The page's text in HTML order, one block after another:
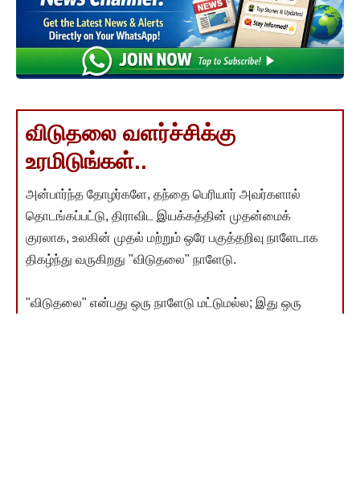
விடுதலை வளர்ச்சிக்கு
உரமிடுங்கள்..
அன்பார்ந்த தோழர்களே, தந்தை பெரியார் அவர்களால்
தொடங்கப்பட்டு, திராவிட இயக்கத்தின் முதன்மைக்
குரலாக, உலகின் முதல் மற்றும் ஒரே பகுத்தறிவு நாளேடாக
திகழ்ந்து வருகிறது "விடுதலை" நாளேடு.
"விடுதலை" என்பது ஒரு நாளேடு மட்டுமல்ல; இது ஒரு